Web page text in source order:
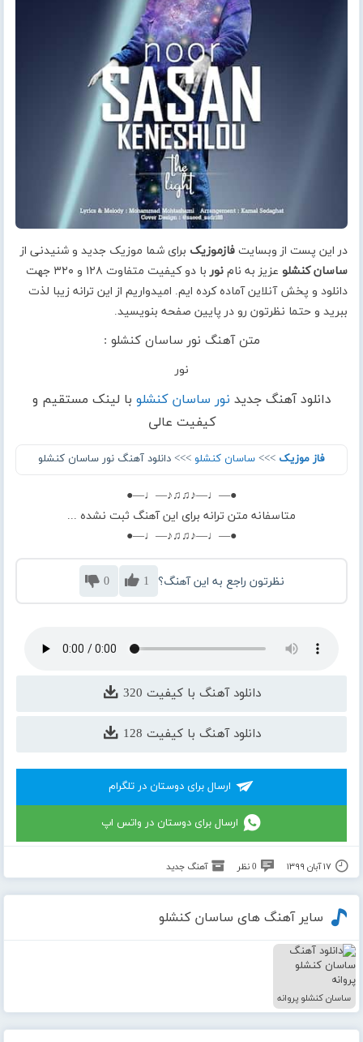
در این پست از وبسایتفازموزیک برای شما موزیک جدید و شنیدنی از
ساسان کنشلو عزیز به نامنور
با دو کیفیت متفاوت ۱۲۸ و ۳۲۰ جهت
دانلود و پخش آنلاین آماده کرده ایم. امیدواریم از این ترانه زیبا لذت
ببرید و حتما نظرتون رو در پایین صفحه بنویسید.
متن آهنگ نور ساسان کنشلو :
نور
دانلود آهنگ جدید نور ساسان کنشلو با لینک مستقیم و
کیفیت عالی
فاز موزیک >>> ساسان کنشلو >>> دانلود آهنگ نور ساسان کنشلو
●—♩—♪♫♫♪—♩—●
متاسفانه متن ترانه برای این آهنگ ثبت نشده ...
●—♩—♪♫♫♪—♩—●
نظرتون راجع به این آهنگ؟ 1
0
دانلود آهنگ با کیفیت 320
دانلود آهنگ با کیفیت 128
ارسال برای دوستان در تلگرام
ارسال برای دوستان در واتس اپ
۱۷ آبان ۱۳۹۹ 0 نظر آهنگ جدید
سایر آهنگ های ساسان کنشلو
ساسان کنشلو پروانه